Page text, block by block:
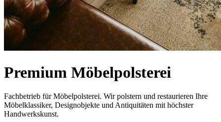
Premium Möbelpolsterei
Fachbetrieb für Möbelpolsterei. Wir polstern und restaurieren Ihre
Möbelklassiker, Designobjekte und Antiquitäten mit höchster
Handwerkskunst.